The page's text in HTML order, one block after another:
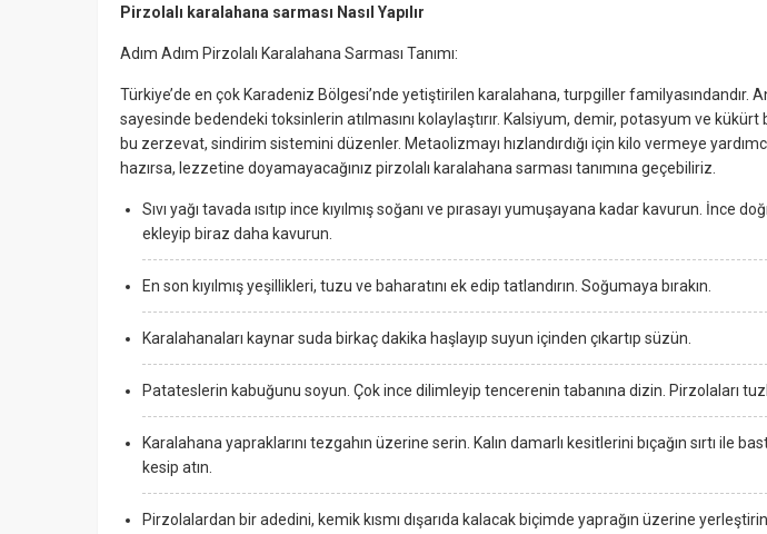
Pirzolalı karalahana sarması Nasıl Yapılır
Adım Adım Pirzolalı Karalahana Sarması Tanımı:
Türkiye’de en çok Karadeniz Bölgesi’nde yetiştirilen karalahana, turpgiller familyasındandır.
sayesinde bedendeki toksinlerin atılmasını kolaylaştırır. Kalsiyum, demir, potasyum ve kükürt
bu zerzevat, sindirim sistemini düzenler. Metaolizmayı hızlandırdığı için kilo vermeye
hazırsa, lezzetine doyamayacağınız pirzolalı karalahana sarması tanımına geçebiliriz.
Sıvı yağı tavada ısıtıp ince kıyılmış soğanı ve pırasayı yumuşayana kadar kavurun. İnce
ekleyip biraz daha kavurun.
En son kıyılmış yeşillikleri, tuzu ve baharatını ek edip tatlandırın. Soğumaya bırakın.
Karalahanaları kaynar suda birkaç dakika haşlayıp suyun içinden çıkartıp süzün.
Patateslerin kabuğunu soyun. Çok ince dilimleyip tencerenin tabanına dizin. Pirzolaları
Karalahana yapraklarını tezgahın üzerine serin. Kalın damarlı kesitlerini bıçağın sırtı ile
kesip atın.
Pirzolalardan bir adedini, kemik kısmı dışarıda kalacak biçimde yaprağın üzerine